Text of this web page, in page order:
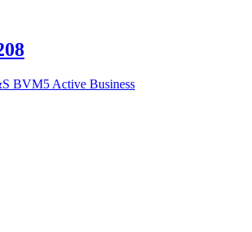
BVM5 Active Business